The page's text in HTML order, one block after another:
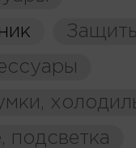
подсветка